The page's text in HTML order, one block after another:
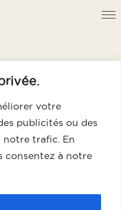
votre
publicités ou des
notre trafic. En
consentez à notre